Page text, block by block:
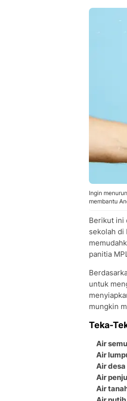
Ingin
membantu
Berikut ini
sekolah di
panitia
untuk
mungkin
Teka-
Air
Air
Air desa
Air
Air